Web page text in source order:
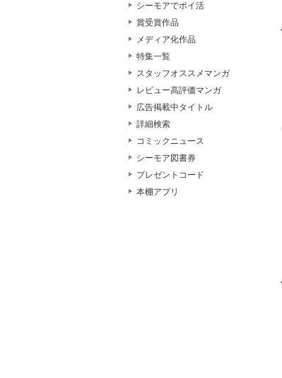
シーモアでポイ活
賞受賞作品
メディア化作品
特集一覧
スタッフオススメマンガ
レビュー高評価マンガ
広告掲載中タイトル
詳細検索
コミックニュース
シーモア図書券
プレゼントコード
本棚アプリ